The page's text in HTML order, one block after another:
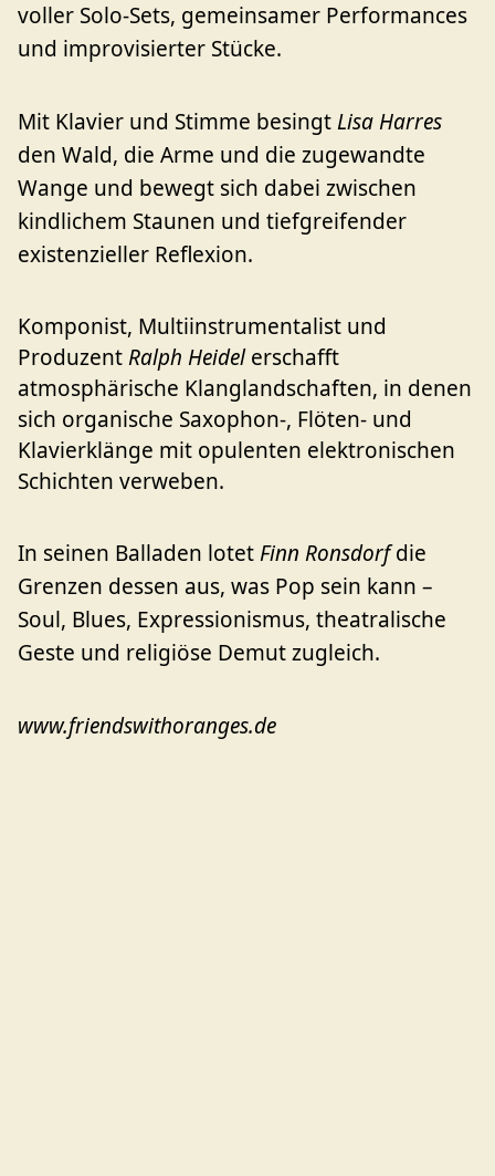
voller Solo-Sets, gemeinsamer Performances
und improvisierter Stücke.
Mit Klavier und Stimme besingtLisa Harres
den Wald, die Arme und die zugewandte
Wange und bewegt sich dabei zwischen
kindlichem Staunen und tiefgreifender
existenzieller Reflexion.
Komponist, Multiinstrumentalist und
ProduzentRalph Heidelerschafft
atmosphärische Klanglandschaften, in denen
sich organische Saxophon-, Flöten- und
Klavierklänge mit opulenten elektronischen
Schichten verweben.
In seinen Balladen lotetFinn Ronsdorfdie
Grenzen dessen aus, was Pop sein kann –
Soul, Blues, Expressionismus, theatralische
Geste und religiöse Demut zugleich.
www.friendswithoranges.de